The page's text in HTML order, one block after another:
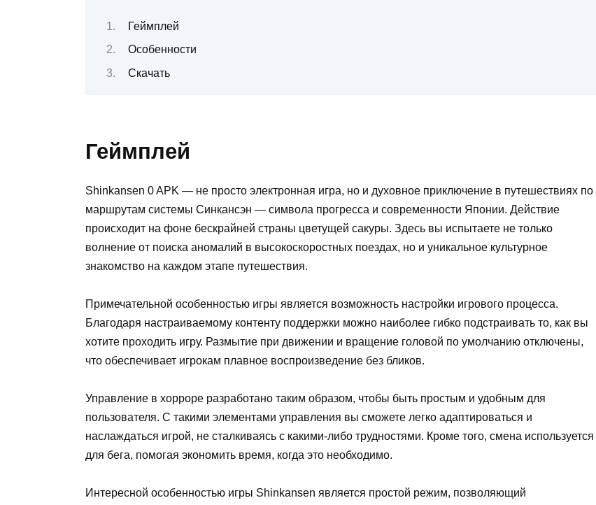
Геймплей
Особенности
Скачать
Геймплей
Shinkansen 0 APK — не просто электронная игра, но и духовное приключение в путешествиях по
маршрутам системы Синкансэн — символа прогресса и современности Японии. Действие
происходит на фоне бескрайней страны цветущей сакуры. Здесь вы испытаете не только
волнение от поиска аномалий в высокоскоростных поездах, но и уникальное культурное
знакомство на каждом этапе путешествия.
Примечательной особенностью игры является возможность настройки игрового процесса.
Благодаря настраиваемому контенту поддержки можно наиболее гибко подстраивать то, как вы
хотите проходить игру. Размытие при движении и вращение головой по умолчанию отключены,
что обеспечивает игрокам плавное воспроизведение без бликов.
Управление в хорроре разработано таким образом, чтобы быть простым и удобным для
пользователя. С такими элементами управления вы сможете легко адаптироваться и
наслаждаться игрой, не сталкиваясь с какими-либо трудностями. Кроме того, смена используется
для бега, помогая экономить время, когда это необходимо.
Интересной особенностью игры Shinkansen является простой режим, позволяющий